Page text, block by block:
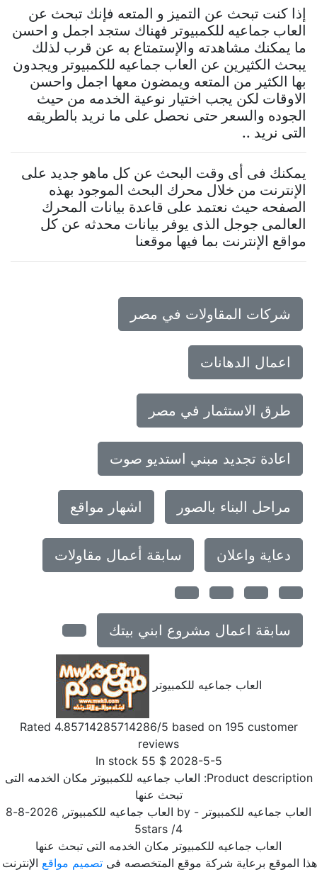
إذا كنت تبحث عن التميز و المتعه فإنك تبحث عن
العاب جماعيه للكمبيوتر فهناك ستجد اجمل و احسن
ما يمكنك مشاهدته والإستمتاع به عن قرب لذلك
يبحث الكثيرين عن العاب جماعيه للكمبيوتر ويجدون
بها الكثير من المتعه ويمضون معها اجمل واحسن
الاوقات لكن يجب اختيار نوعية الخدمه من حيث
الجوده والسعر حتى نحصل على ما نريد بالطريقه
التى نريد ..
يمكنك فى أى وقت البحث عن كل ماهو جديد على
الإنترنت من خلال محرك البحث الموجود بهذه
الصفحه حيث نعتمد على قاعدة بيانات المحرك
العالمى جوجل الذى يوفر بيانات محدثه عن كل
مواقع الإنترنت بما فيها موقعنا
شركات المقاولات في مصر
اعمال الدهانات
طرق الاستثمار في مصر
اعادة تجديد مبني استديو صوت
مراحل البناء بالصور اشهار مواقع
دعاية واعلان سابقة أعمال مقاولات
سابقة اعمال مشروع ابني بيتك
العاب جماعيه للكمبيوتر
Rated4.85714285714286/5 based on195customer
reviews
2028-5-5
$
55
In stock
Product العاب جماعيه للكمبيوتر مكان الخدمه التى
تبحث عنها
جماعيه للكمبيوتر- by العاب جماعيه للكمبيوتر,
2026-8-8
/
5stars
العاب جماعيه للكمبيوتر مكان الخدمه التى تبحث عنها
الموقع برعاية شركة موقع المتخصصه فىتصميم مواقعالإنترنت